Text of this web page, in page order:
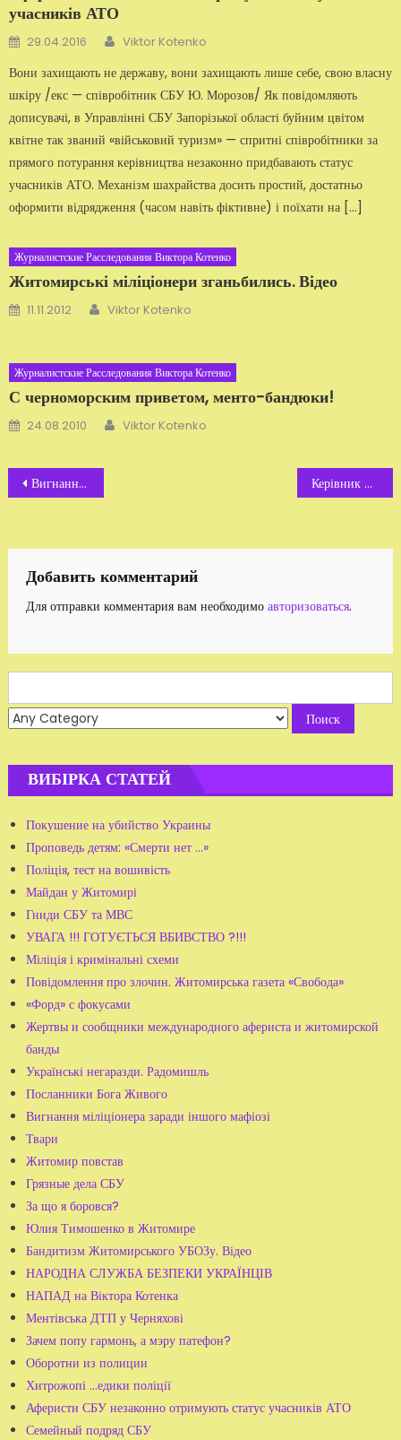
учасників АТО
Добавлено
29.04.2016 Автор
Viktor Kotenko
Вони захищають не державу, вони захищають лише себе, свою власну
шкіру /екс — співробітник СБУ Ю. Морозов/ Як повідомляють
дописувачі, в Управлінні СБУ Запорізької області буйним цвітом
квітне так званий «військовий туризм» — спритні співробітники за
прямого потурання керівництва незаконно придбавають статус
учасників АТО. Механізм шахрайства досить простий, достатньо
оформити відрядження (часом навіть фіктивне) і поїхати на […]
Журналистские Расследования Виктора Котенко
Житомирські міліціонери зганьбились. Відео
Добавлено
11.11.2012 Автор
Viktor Kotenko
Журналистские Расследования Виктора Котенко
С черноморским приветом, менто-бандюки!
Добавлено
24.08.2010 Автор
Viktor Kotenko
Навигация
записям
Вигнання міліціонера заради іншого мафіозі Керівник міліції Житомирщини потрапив під слідство
Добавить комментарий
Для отправки комментария вам необходимо авторизоваться.
for:
ВИБІРКА СТАТЕЙ
Покушение на убийство Украины
Проповедь детям: «Смерти нет ...»
Поліція, тест на вошивість
Майдан у Житомирі
Гниди СБУ та МВС
УВАГА !!! ГОТУЄТЬСЯ ВБИВСТВО ?!!!
Міліція і кримінальні схеми
Повідомлення про злочин. Житомирська газета «Свобода»
«Форд» с фокусами
Жертвы и сообщники международного афериста и житомирской
банды
Українські негаразди. Радомишль
Посланники Бога Живого
Вигнання міліціонера заради іншого мафіозі
Твари
Житомир повстав
Грязные дела СБУ
За що я боровся?
Юлия Тимошенко в Житомире
Бандитизм Житомирського УБОЗу. Відео
НАРОДНА СЛУЖБА БЕЗПЕКИ УКРАЇНЦІВ
НАПАД на Віктора Котенка
Ментівська ДТП у Черняхові
Зачем попу гармонь, а мэру патефон?
Оборотни из полиции
Хитрожопі …едики поліції
Аферисти СБУ незаконно отримують статус учасників АТО
Семейный подряд СБУ